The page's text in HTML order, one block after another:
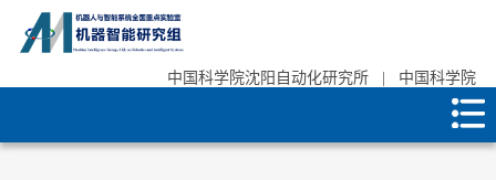
中国科学院沈阳自动化研究所 中国科学院